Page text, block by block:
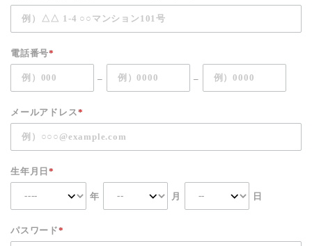
電話番号*
– –
メールアドレス*
生年月日*
年 月 日
パスワード*